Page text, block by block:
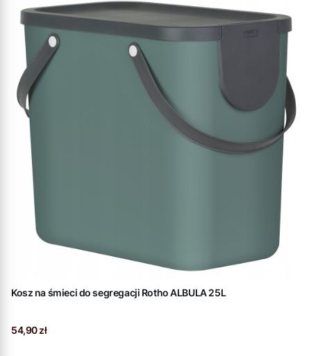
Kosz na śmieci do segregacji Rotho ALBULA 25L
Cena
54,90 zł